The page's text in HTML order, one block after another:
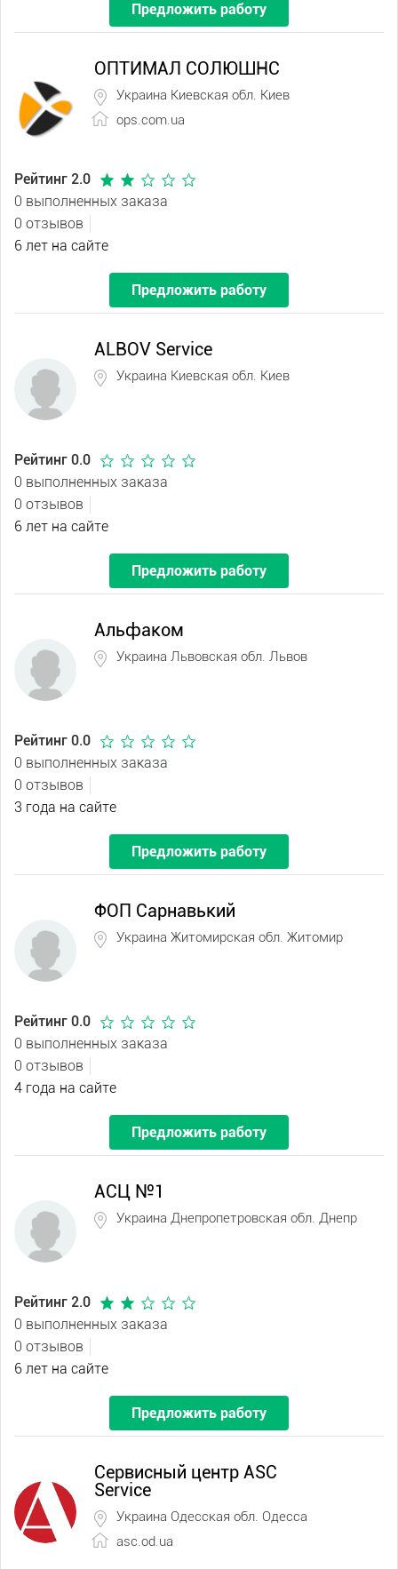
Предложить работу
ОПТИМАЛ СОЛЮШНС
Украина Киевская обл. Киев
ops.com.ua
Рейтинг 2.0
0 выполненных заказа
0 отзывов
6 лет на сайте
Предложить работу
ALBOV Service
Украина Киевская обл. Киев
Рейтинг 0.0
0 выполненных заказа
0 отзывов
6 лет на сайте
Предложить работу
Альфаком
Украина Львовская обл. Львов
Рейтинг 0.0
0 выполненных заказа
0 отзывов
3 года на сайте
Предложить работу
ФОП Сарнавький
Украина Житомирская обл. Житомир
Рейтинг 0.0
0 выполненных заказа
0 отзывов
4 года на сайте
Предложить работу
АСЦ №1
Украина Днепропетровская обл. Днепр
Рейтинг 2.0
0 выполненных заказа
0 отзывов
6 лет на сайте
Предложить работу
Сервисный центр ASC
Service
Украина Одесская обл. Одесса
asc.od.ua